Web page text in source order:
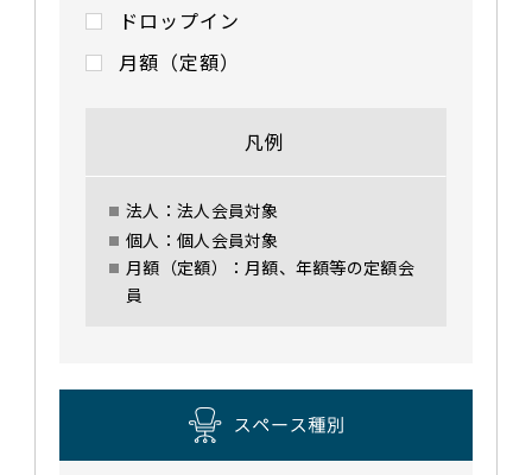
ドロップイン
月額（定額）
凡例
法人：法人会員対象
個人：個人会員対象
月額（定額）：月額、年額等の定額会
員